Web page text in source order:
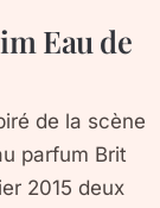
Eau de
de la scène
parfum Brit
2015 deux